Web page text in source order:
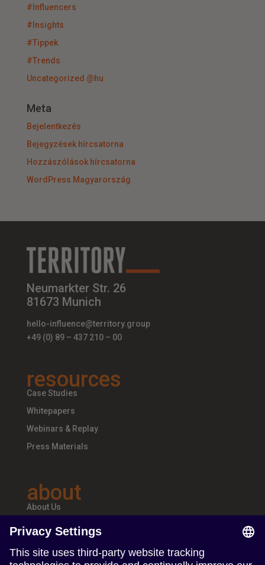
#Influencers
#Insights
#Tippek
#Trends
Uncategorized @hu
Meta
Bejelentkezés
Bejegyzések hírcsatorna
Hozzászólások hírcsatorna
WordPress Magyarország
Neumarkter Str. 26
81673 Munich
hello-influence@territory.group
+49 (0) 89 – 437 210 – 00
resources
Case Studies
Whitepapers
Webinars & Replay
Press Materials
about
About Us
Teams & Offices